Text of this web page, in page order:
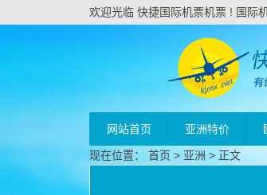
欢迎光临 快捷国际机票机票 ! 国际
网站首页 亚洲特价
现在位置： 首页 > 亚洲 > 正文